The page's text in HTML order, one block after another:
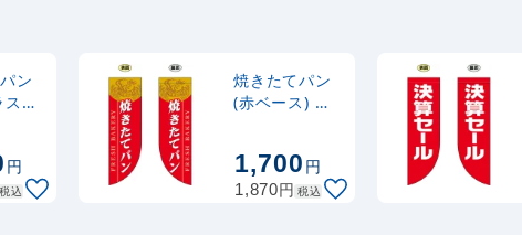
白
ン
ト)
円
税込
焼きたてパン
(赤ベース) フ
(69416)
1,700円
1,870円 税込